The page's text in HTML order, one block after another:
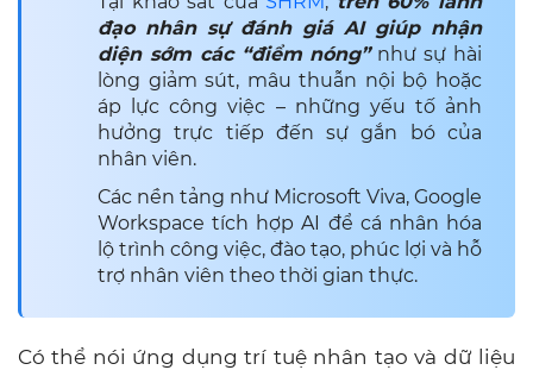
đạo nhân sự đánh giá AI giúp nhận
diện sớm các “điểm nóng”như sự hài
lòng giảm sút, mâu thuẫn nội bộ hoặc
áp lực công việc – những yếu tố ảnh
hưởng trực tiếp đến sự gắn bó của
nhân viên.
Các nền tảng như Microsoft Viva, Google
Workspace tích hợp AI để cá nhân hóa
lộ trình công việc, đào tạo, phúc lợi và hỗ
trợ nhân viên theo thời gian thực.
Có thể nói ứng dụng trí tuệ nhân tạo và dữ liệu